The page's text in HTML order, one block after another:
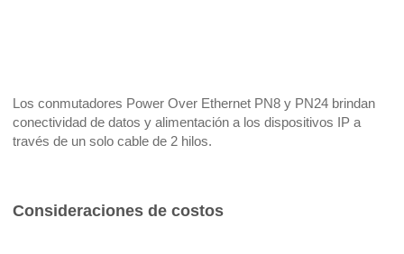
Los conmutadores Power Over Ethernet PN8 y PN24 brindan
conectividad de datos y alimentación a los dispositivos IP a
través de un solo cable de 2 hilos.
Consideraciones de costos